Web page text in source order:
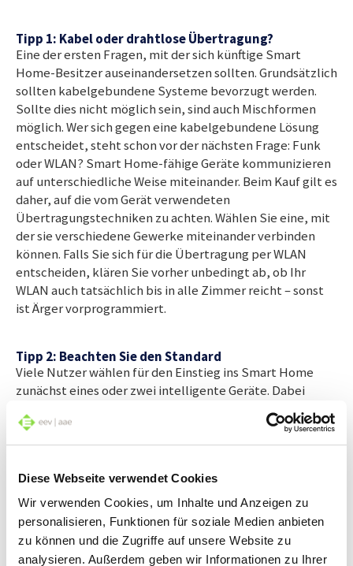
Diese Webseite verwendet Cookies
Wir verwenden Cookies, um Inhalte und Anzeigen zu
personalisieren, Funktionen für soziale Medien anbieten
zu können und die Zugriffe auf unsere Website zu
analysieren. Außerdem geben wir Informationen zu Ihrer
Tipp 1: Kabel oder drahtlose Übertragung?
Eine der ersten Fragen, mit der sich künftige Smart
Home-Besitzer auseinandersetzen sollten. Grundsätzlich
sollten kabelgebundene Systeme bevorzugt werden.
Sollte dies nicht möglich sein, sind auch Mischformen
möglich. Wer sich gegen eine kabelgebundene Lösung
entscheidet, steht schon vor der nächsten Frage: Funk
oder WLAN? Smart Home-fähige Geräte kommunizieren
auf unterschiedliche Weise miteinander. Beim Kauf gilt es
daher, auf die vom Gerät verwendeten
Übertragungstechniken zu achten. Wählen Sie eine, mit
der sie verschiedene Gewerke miteinander verbinden
können. Falls Sie sich für die Übertragung per WLAN
entscheiden, klären Sie vorher unbedingt ab, ob Ihr
WLAN auch tatsächlich bis in alle Zimmer reicht – sonst
ist Ärger vorprogrammiert.
Tipp 2: Beachten Sie den Standard
Viele Nutzer wählen für den Einstieg ins Smart Home
zunächst eines oder zwei intelligente Geräte. Dabei
erfolgt die Steuerung meist per App. Der Nachteil: Zur
Bedienung müssen für verschiedene Geräte oft
unterschiedliche Smartphone-Apps installiert werden –
Hersteller für ihre Geräte eigene, sogenannt proprietäre
Standards zur Datenübertragung. Geräte verschiedener
Hersteller können so also nicht miteinander verknüpft
werden. Setzen Sie darum auf einen möglichst weit
verbreiteten Standard, der eine breite und von